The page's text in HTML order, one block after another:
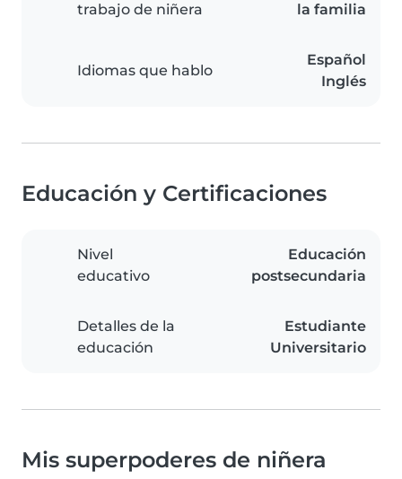
trabajo de niñera
la familia
Idiomas que hablo
Español
Inglés
Educación y Certificaciones
Nivel
educativo
Educación
postsecundaria
Detalles de la
educación
Estudiante
Universitario
Mis superpoderes de niñera